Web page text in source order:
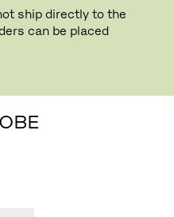
ship directly to the
can be placed